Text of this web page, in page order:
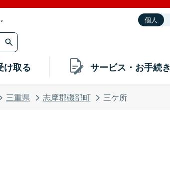
個人
け取る サービス・お手続き
三重県 志摩郡磯部町 三ケ所